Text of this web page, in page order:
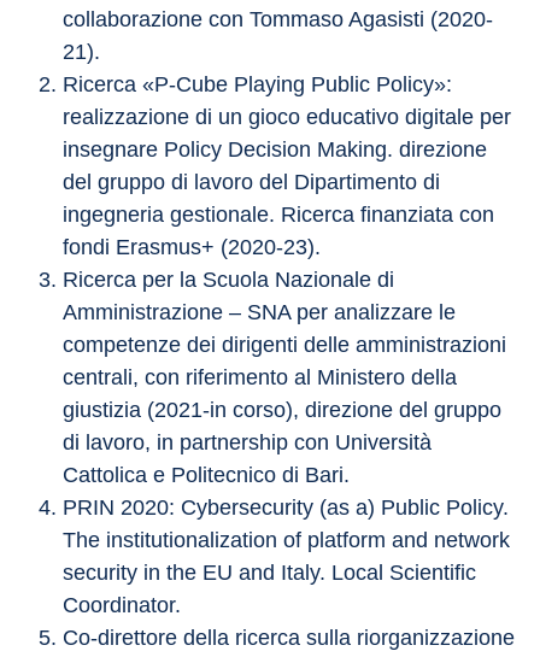
collaborazione con Tommaso Agasisti (2020-
21).
Ricerca «P-Cube Playing Public Policy»:
realizzazione di un gioco educativo digitale per
insegnare Policy Decision Making. direzione
del gruppo di lavoro del Dipartimento di
ingegneria gestionale. Ricerca finanziata con
fondi Erasmus+ (2020-23).
Ricerca per la Scuola Nazionale di
Amministrazione – SNA per analizzare le
competenze dei dirigenti delle amministrazioni
centrali, con riferimento al Ministero della
giustizia (2021-in corso), direzione del gruppo
di lavoro, in partnership con Università
Cattolica e Politecnico di Bari.
PRIN 2020: Cybersecurity (as a) Public Policy.
The institutionalization of platform and network
security in the EU and Italy. Local Scientific
Coordinator.
Co-direttore della ricerca sulla riorganizzazione